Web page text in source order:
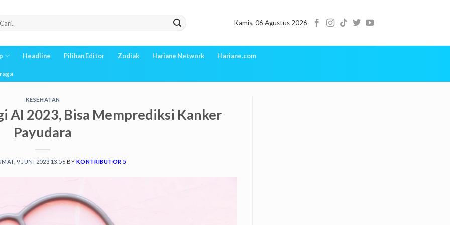
Kamis, 06 Agustus 2026
Headline Pilihan Editor Zodiak Hariane Network Hariane.com
KESEHATAN
AI 2023, Bisa Memprediksi Kanker
Payudara
9 JUNI 2023 13:56 BY KONTRIBUTOR 5